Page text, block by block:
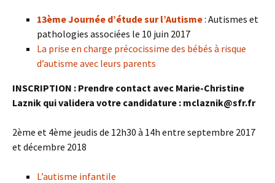
13ème Journée d’étude sur l’Autisme: Autismes et
pathologies associées le 10 juin 2017
La prise en charge précocissime des bébés à risque
d’autisme avec leurs parents
INSCRIPTION : Prendre contact avec Marie-Christine
Laznik qui validera votre candidature : mclaznik@sfr.fr
2ème et 4ème jeudis de 12h30 à 14h entre septembre 2017
et décembre 2018
L’autisme infantile